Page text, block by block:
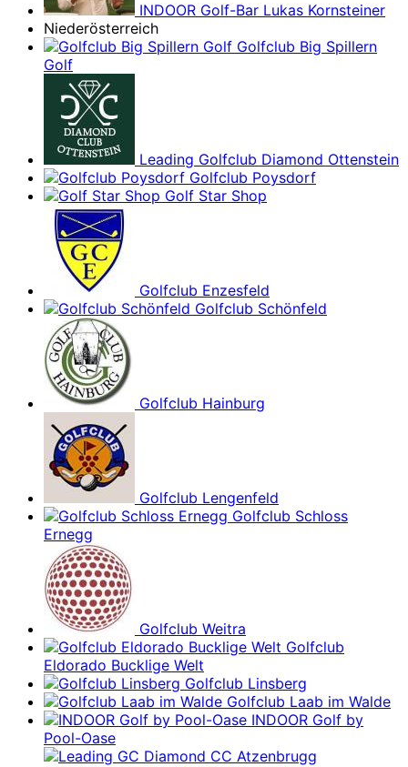
INDOOR Golf-Bar Lukas Kornsteiner
Niederösterreich
Golfclub Big Spillern
Golf
Leading Golfclub Diamond Ottenstein
Golfclub Poysdorf
Golf Star Shop
Golfclub Enzesfeld
Golfclub Schönfeld
Golfclub Hainburg
Golfclub Lengenfeld
Golfclub Schloss
Ernegg
Golfclub Weitra
Golfclub
Eldorado Bucklige Welt
Golfclub Linsberg
Golfclub Laab im Walde
INDOOR Golf by
Pool-Oase